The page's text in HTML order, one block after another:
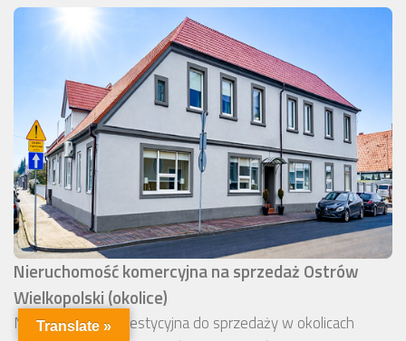
Nieruchomość komercyjna na sprzedaż Ostrów
Wielkopolski (okolice)
Nieruchomość inwestycyjna do sprzedaży w okolicach
Translate »